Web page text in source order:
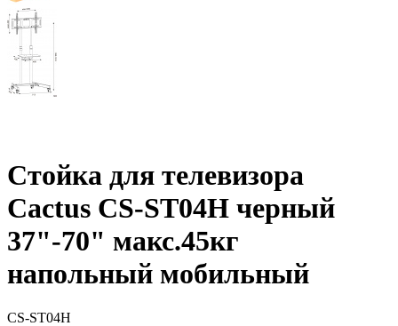
Стойка для телевизора
Cactus CS-ST04H черный
37"-70" макс.45кг
напольный мобильный
CS-ST04H